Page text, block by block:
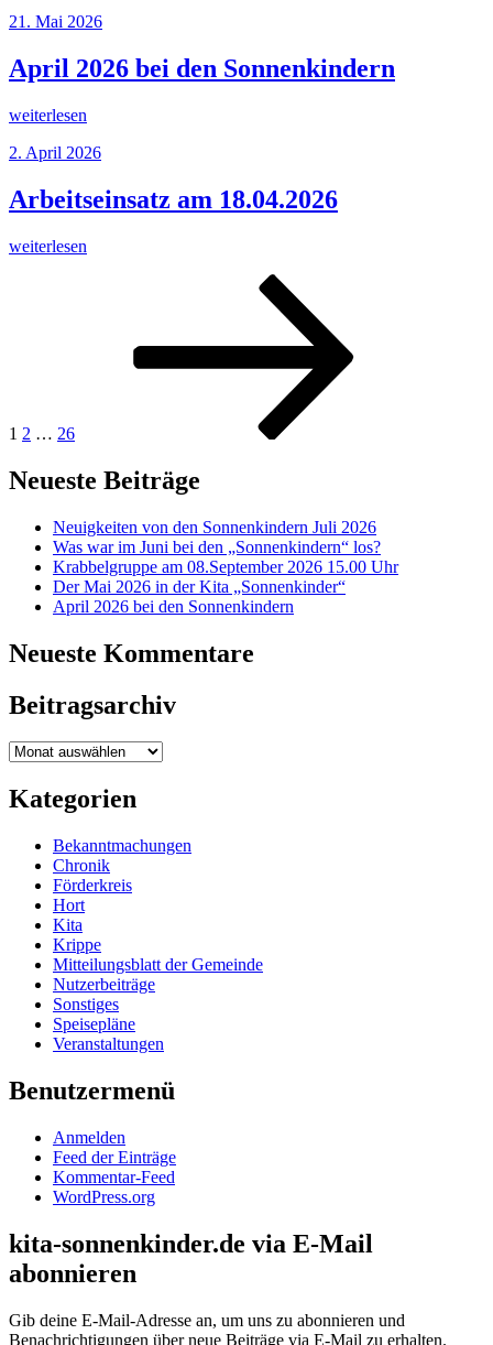
2026
der
Kita
Veröffentlicht
21. Mai 2026
April 2026 bei den Sonnenkindern
„April
bei
Sonnenkindern“
weiterlesen
Veröffentlicht
2. April 2026
Arbeitseinsatz am 18.04.2026
„Arbeitseinsatz
weiterlesen
1 2 … 26
Neueste Beiträge
Neuigkeiten von den Sonnenkindern Juli 2026
Was war im Juni bei den „Sonnenkindern“ los?
Krabbelgruppe am 08.September 2026 15.00 Uhr
Der Mai 2026 in der Kita „Sonnenkinder“
April 2026 bei den Sonnenkindern
Neueste Kommentare
Beitragsarchiv
Beitragsarchiv
Kategorien
Bekanntmachungen
Chronik
Förderkreis
Hort
Kita
Krippe
Mitteilungsblatt der Gemeinde
Nutzerbeiträge
Sonstiges
Speisepläne
Veranstaltungen
Benutzermenü
Anmelden
Feed der Einträge
Kommentar-Feed
WordPress.org
kita-sonnenkinder.de via E-Mail
abonnieren
Gib deine E-Mail-Adresse an, um uns zu abonnieren und
Benachrichtigungen über neue Beiträge via E-Mail zu erhalten.